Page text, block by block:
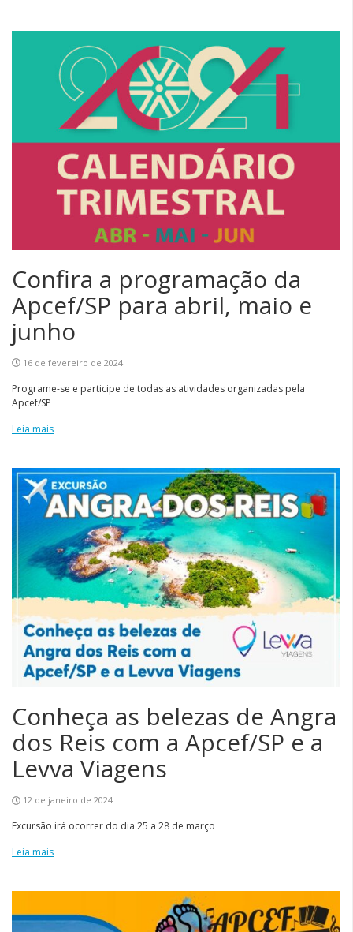
Confira a programação da
Apcef/SP para abril, maio e
junho
16 de fevereiro de 2024
Programe-se e participe de todas as atividades organizadas pela
Apcef/SP
Leia mais
Conheça as belezas de Angra
dos Reis com a Apcef/SP e a
Levva Viagens
12 de janeiro de 2024
Excursão irá ocorrer do dia 25 a 28 de março
Leia mais